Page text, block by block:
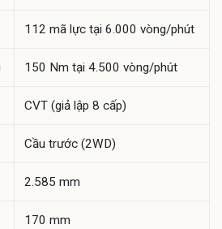
112 mã lực tại 6.000 vòng/phút
150 Nm tại 4.500 vòng/phút
CVT (giả lập 8 cấp)
Cầu trước (2WD)
2.585 mm
170 mm